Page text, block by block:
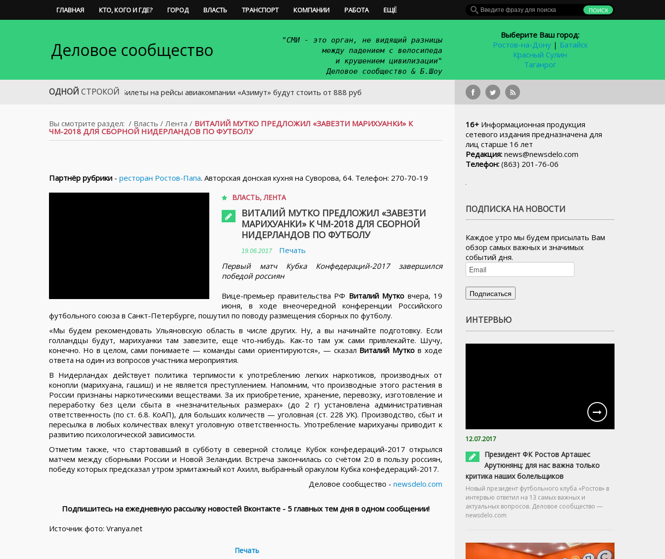
ГЛАВНАЯ КТО, КОГО И ГДЕ? ГОРОД ВЛАСТЬ ТРАНСПОРТ КОМПАНИИ РАБОТА ЕЩЁ
Деловое сообщество
"СМИ - это орган, не видящий разницы
между падением с велосипеда
и крушением цивилизации"
Деловое сообщество & Б.Шоу
Выберите Ваш город:
Ростов-на-Дону| Батайск
Красный Сулин
Таганрог
ОДНОЙ СТРОКОЙ
Билеты на рейсы авиакомпании «Азимут» будут стоить от 888 руб
Вы смотрите раздел: / Власть / Лента / ВИТАЛИЙ МУТКО ПРЕДЛОЖИЛ «ЗАВЕЗТИ МАРИХУАНКИ» К
ЧМ-2018 ДЛЯ СБОРНОЙ НИДЕРЛАНДОВ ПО ФУТБОЛУ
Партнёр рубрики - ресторан Ростов-Папа. Авторская донская кухня на Суворова, 64. Телефон: 270-70-19
ВЛАСТЬ,ЛЕНТА
ВИТАЛИЙ МУТКО ПРЕДЛОЖИЛ «ЗАВЕЗТИ
МАРИХУАНКИ» К ЧМ-2018 ДЛЯ СБОРНОЙ
НИДЕРЛАНДОВ ПО ФУТБОЛУ
19.06.2017
Печать
Первый матч Кубка Конфедераций-2017 завершился
победой россиян
Вице-премьер правительства РФ Виталий Мутко вчера, 19
июня, в ходе внеочередной конференции Российского
футбольного союза в Санкт-Петербурге, пошутил по поводу размещения сборных по футболу.
«Мы будем рекомендовать Ульяновскую область в числе других. Ну, а вы начинайте подготовку. Если
голландцы будут, марихуанки там завезите, еще что-нибудь. Как-то там уж сами привлекайте. Шучу,
конечно. Но в целом, сами понимаете — команды сами ориентируются», — сказал Виталий Мутко в ходе
ответа на один из вопросов участника мероприятия.
В Нидерландах действует политика терпимости к употреблению легких наркотиков, производных от
конопли (марихуана, гашиш) и не является преступлением. Напомним, что производные этого растения в
России признаны наркотическими веществами. За их приобретение, хранение, перевозку, изготовление и
переработку без цели сбыта в «незначительных размерах» (до 2 г) установлена административная
ответственность (по ст. 6.8. КоАП), для больших количеств — уголовная (ст. 228 УК). Производство, сбыт и
пересылка в любых количествах влекут уголовную ответственность. Употребление марихуаны приводит к
развитию психологической зависимости.
Отметим также, что стартовавший в субботу в северной столице Кубок конфедераций-2017 открылся
матчем между сборными России и Новой Зеландии. Встреча закончилась со счётом 2:0 в пользу россиян,
победу которых предсказал утром эрмитажный кот Ахилл, выбранный оракулом Кубка конфедераций-2017.
Деловое сообщество - newsdelo.com
Подпишитесь на ежедневную рассылку новостей Вконтакте - 5 главных тем дня в одном сообщении!
Источник фото: Vranya.net
Печать
16+ Информационная продукция
сетевого издания предназначена для
лиц старше 16 лет
Редакция: news@newsdelo.com
Телефон: (863) 201-76-06
ПОДПИСКА НА НОВОСТИ
Каждое утро мы будем присылать Вам
обзор самых важных и значимых
событий дня.
ИНТЕРВЬЮ
12.07.2017
Президент ФК Ростов Арташес
Арутюнянц: для нас важна только
критика наших болельщиков
Новый президент футбольного клуба «Ростов» в
интервью ответил на 13 самых важных и
актуальных вопросов. Деловое сообщество —
newsdelo.com